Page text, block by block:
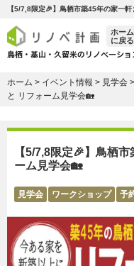
【5/7,8限定🎉】鳥栖市築45年の家一
ホーム
に戻る
ホーム > イベント情報 > 見学会 >
と リフォーム見学会🏡
【5/7,8限定🎉】鳥栖
ーム見学会🏡
見学会 ワークショップ 予